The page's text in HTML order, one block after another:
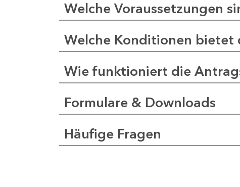
Welche Voraussetzungen
Welche Konditionen bietet
Wie funktioniert die
Formulare & Downloads
Häufige Fragen